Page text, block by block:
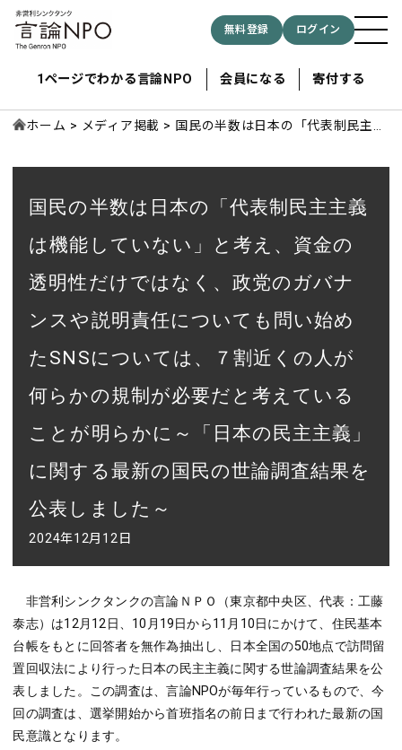
無料登録 ログイン
1ページでわかる言論NPO 会員になる 寄付する
ホーム メディア掲載
国民の半数は日本の「代表制民主主
の透明性だけではなく、政党のガバ
めたSNSについては、７割近くの人
が何らかの規制が必要だと考えてい
ることが明らかに～「日本の民主主
義」に関する最新の国民の世論調査
国民の半数は日本の「代表制民主主義
は機能していない」と考え、資金の
透明性だけではなく、政党のガバナ
ンスや説明責任についても問い始め
たSNSについては、７割近くの人が
何らかの規制が必要だと考えている
ことが明らかに～「日本の民主主義」
に関する最新の国民の世論調査結果を
公表しました～
2024年12月12日
非営利シンクタンクの言論ＮＰＯ（東京都中央区、代表：工藤
泰志）は12月12日、10月19日から11月10日にかけて、住民基本
台帳をもとに回答者を無作為抽出し、日本全国の50地点で訪問留
置回収法により行った日本の民主主義に関する世論調査結果を公
表しました。この調査は、言論NPOが毎年行っているもので、今
回の調査は、選挙開始から首班指名の前日まで行われた最新の国
民意識となります。